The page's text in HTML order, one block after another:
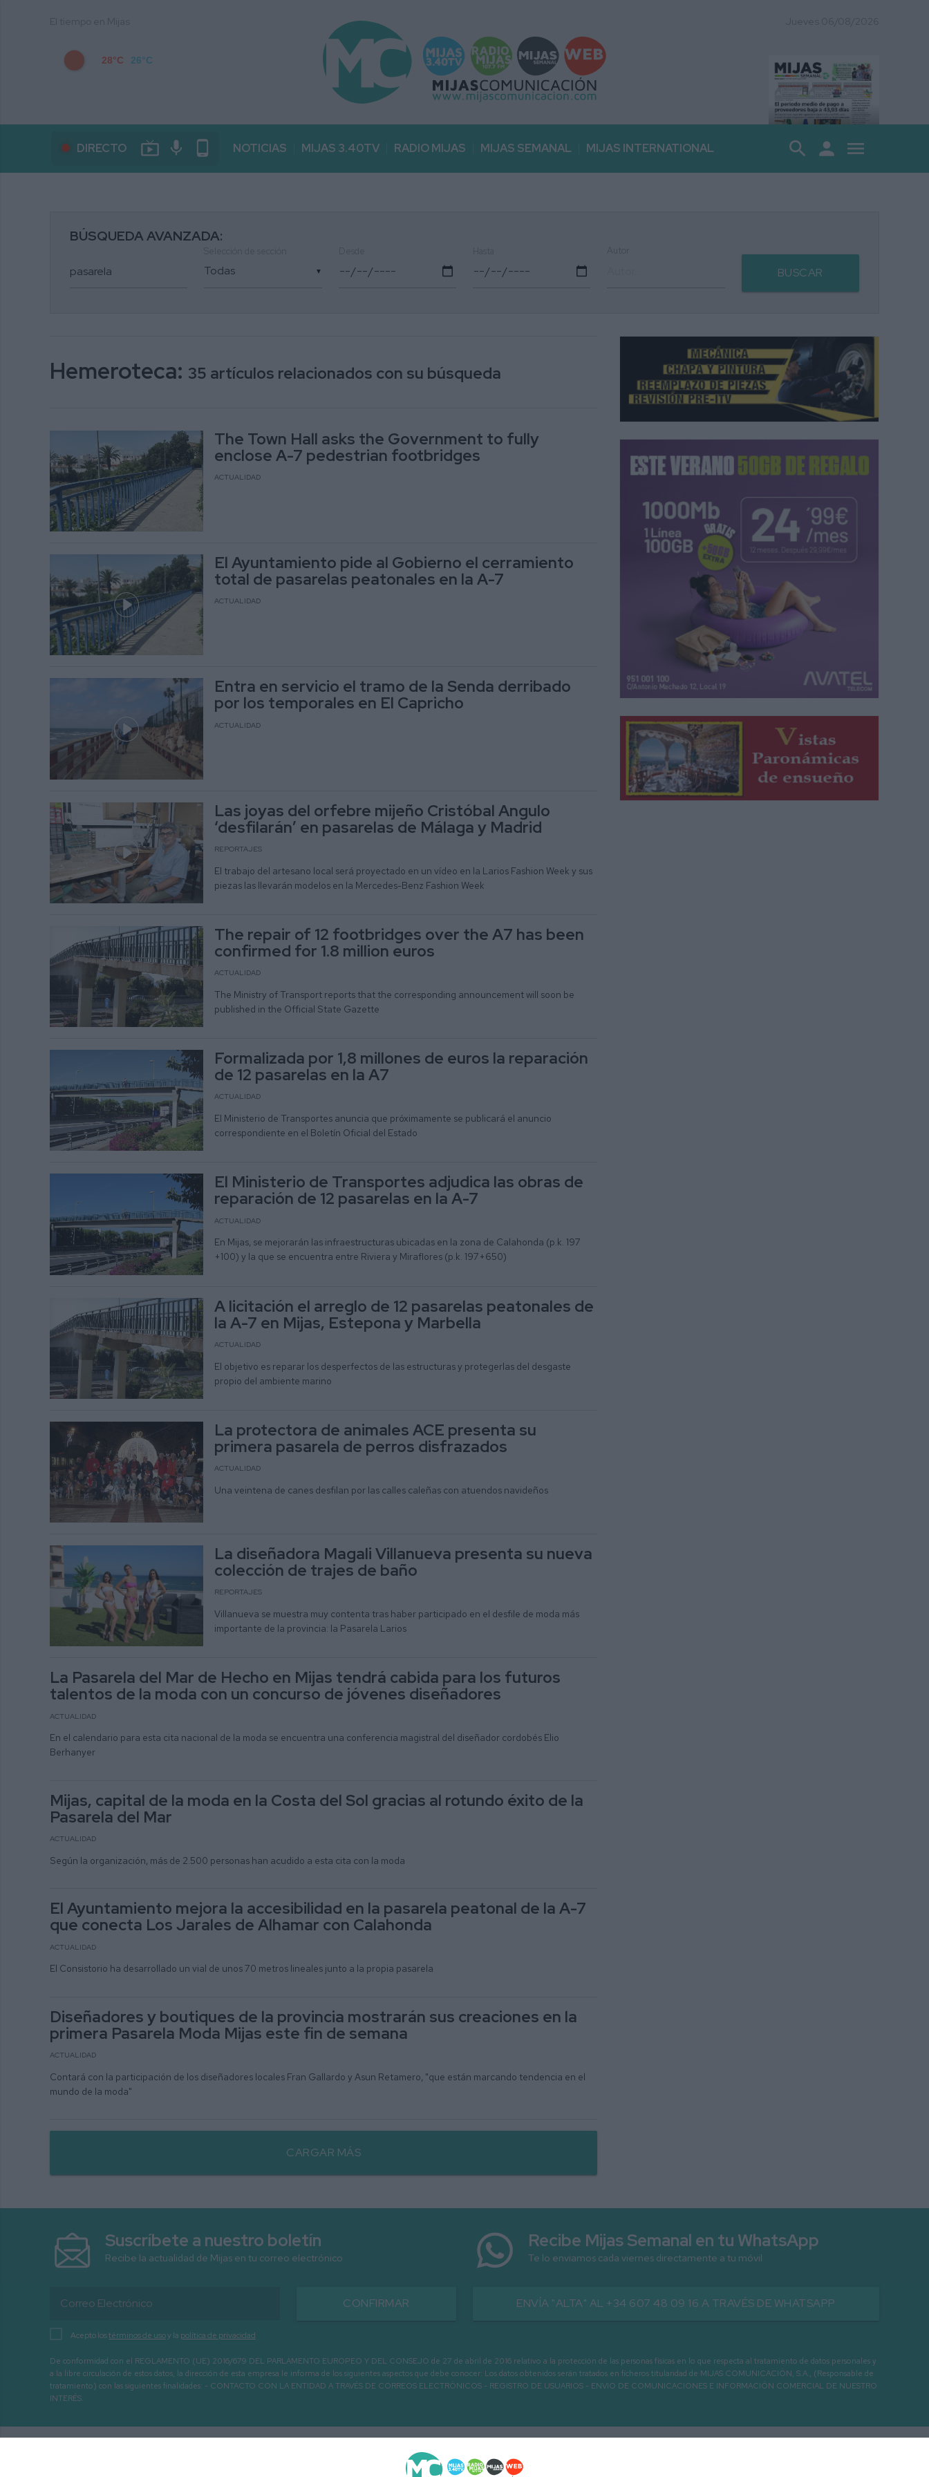
28°C 26°C
DIRECTO live_tv mic phone_android NOTICIAS MIJAS 3.40TV RADIO MIJAS MIJAS SEMANAL MIJAS INTERNATIONAL search person menu
BÚSQUEDA AVANZADA:
▼ BUSCAR
Hemeroteca: 35 artículos relacionados con su búsqueda
The Town Hall asks the Government to fully
enclose A-7 pedestrian footbridges
ACTUALIDAD
El Ayuntamiento pide al Gobierno el cerramiento
total de pasarelas peatonales en la A-7
ACTUALIDAD
Entra en servicio el tramo de la Senda derribado
por los temporales en El Capricho
ACTUALIDAD
Las joyas del orfebre mijeño Cristóbal Angulo
‘desfilarán’ en pasarelas de Málaga y Madrid
REPORTAJES
El trabajo del artesano local será proyectado en un vídeo en la Larios Fashion Week y sus
piezas las llevarán modelos en la Mercedes-Benz Fashion Week
The repair of 12 footbridges over the A7 has been
confirmed for 1.8 million euros
ACTUALIDAD
The Ministry of Transport reports that the corresponding announcement will soon be
published in the Official State Gazette
Formalizada por 1,8 millones de euros la reparación
de 12 pasarelas en la A7
ACTUALIDAD
El Ministerio de Transportes anuncia que próximamente se publicará el anuncio
correspondiente en el Boletín Oficial del Estado
El Ministerio de Transportes adjudica las obras de
reparación de 12 pasarelas en la A-7
ACTUALIDAD
En Mijas, se mejorarán las infraestructuras ubicadas en la zona de Calahonda (p.k. 197
+100) y la que se encuentra entre Riviera y Miraflores (p.k. 197+650)
A licitación el arreglo de 12 pasarelas peatonales de
la A-7 en Mijas, Estepona y Marbella
ACTUALIDAD
El objetivo es reparar los desperfectos de las estructuras y protegerlas del desgaste
propio del ambiente marino
La protectora de animales ACE presenta su
primera pasarela de perros disfrazados
ACTUALIDAD
Una veintena de canes desfilan por las calles caleñas con atuendos navideños
La diseñadora Magali Villanueva presenta su nueva
colección de trajes de baño
REPORTAJES
Villanueva se muestra muy contenta tras haber participado en el desfile de moda más
importante de la provincia: la Pasarela Larios
La Pasarela del Mar de Hecho en Mijas tendrá cabida para los futuros
talentos de la moda con un concurso de jóvenes diseñadores
ACTUALIDAD
En el calendario para esta cita nacional de la moda se encuentra una conferencia magistral del diseñador cordobés Elio
Berhanyer
Mijas, capital de la moda en la Costa del Sol gracias al rotundo éxito de la
Pasarela del Mar
ACTUALIDAD
Según la organización, más de 2.500 personas han acudido a esta cita con la moda
El Ayuntamiento mejora la accesibilidad en la pasarela peatonal de la A-7
que conecta Los Jarales de Alhamar con Calahonda
ACTUALIDAD
El Consistorio ha desarrollado un vial de unos 70 metros lineales junto a la propia pasarela
Diseñadores y boutiques de la provincia mostrarán sus creaciones en la
primera Pasarela Moda Mijas este fin de semana
ACTUALIDAD
Contará con la participación de los diseñadores locales Fran Gallardo y Asun Retamero, "que están marcando tendencia en el
mundo de la moda"
CARGAR MÁS
Suscríbete a nuestro boletín
Recibe la actualidad de Mijas en tu correo electrónico
CONFIRMAR
Acepto lostérminos de usoy la política de privacidad
Recibe Mijas Semanal en tu WhatsApp
Te lo enviamos cada viernes directamente a tu móvil
ENVÍA "ALTA" AL +34 607 48 09 16 A TRAVÉS DE WHATSAPP
De conformidad con el REGLAMENTO (UE) 2016/679 DEL PARLAMENTO EUROPEO Y DEL CONSEJO de 27 de abril de 2016 relativo a la protección de las personas físicas en lo que respecta al tratamiento de datos personales y
a la libre circulación de estos datos, la dirección de esta empresa le informa de los siguientes aspectos que debe conocer: Los datos obtenidos serán tratados en ficheros titularidad de MIJAS COMUNICACIÓN, S.A., (Responsable de
tratamiento) con las siguientes finalidades: - CONTACTO CON LA ENTIDAD A TRAVÉS DE CORREOS ELECTRÓNICOS - REGISTRO DE USUARIOS - ENVIO DE COMUNICACIONES E INFORMACIÓN COMERCIAL DE NUESTRO
INTERÉS.